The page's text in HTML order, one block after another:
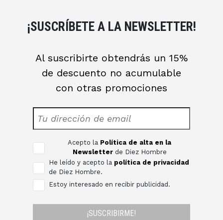
¡SUSCRÍBETE A LA NEWSLETTER!
Al suscribirte obtendrás un 15%
de descuento no acumulable
con otras promociones
Acepto la Política de alta en la
Newsletter de Diez Hombre
He leído y acepto la política de privacidad
de Diez Hombre.
Estoy interesado en recibir publicidad.
¡SUSCRIBIRME!